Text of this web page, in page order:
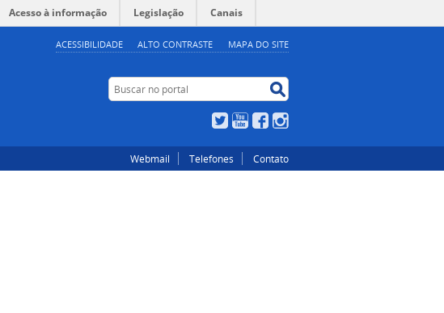
ACESSIBILIDADE ALTO CONTRASTE MAPA DO SITE
Acesso à informação Legislação Canais
Buscar no portal
TwitterYouTubeFacebook
Webmail Telefones Contato